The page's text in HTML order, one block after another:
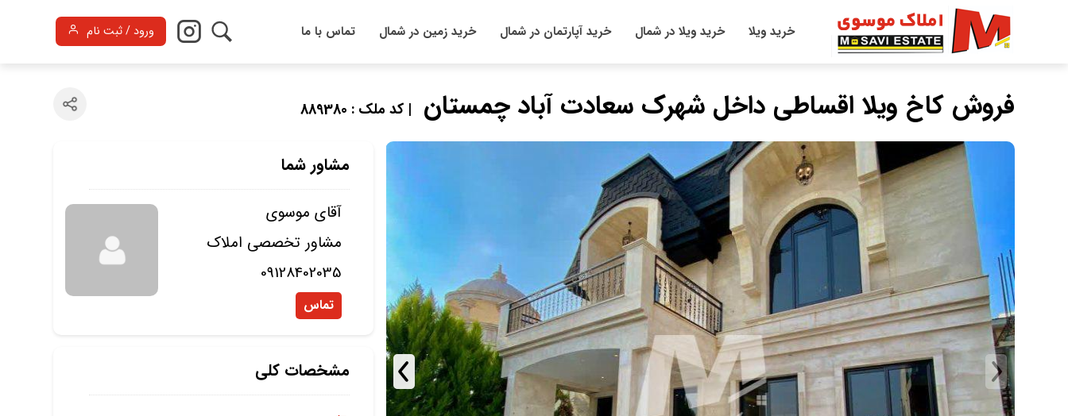
خرید ویلا خرید ویلا در شمال خرید آپارتمان در شمال خرید زمین در شمال تماس با ما ورود / ثبت نام
فروش کاخ ویلا اقساطی داخل شهرک سعادت آباد چمستان | کد ملک : 889380
مشاور شما
آقای موسوی
مشاور تخصصی املاک
09128402035
تماس
مشخصات کلی